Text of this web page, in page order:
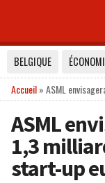
BELGIQUE
Accueil»ASML
ASML
1,3
start-up